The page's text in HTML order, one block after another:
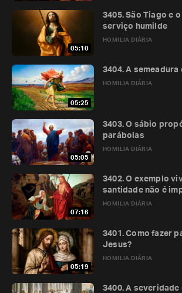
05:10
HOMILIA DIÁRIA
3405. São Tiago e
serviço humilde
05:25
HOMILIA DIÁRIA
3404. A
05:05
HOMILIA DIÁRIA
3403. O sábio
parábolas
07:16
HOMILIA DIÁRIA
3402. O exemplo
santidade não é
05:19
HOMILIA DIÁRIA
3401. Como fazer
Jesus?
3400. A